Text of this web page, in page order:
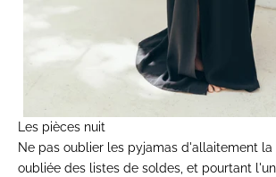
Les pièces nuit
Ne pas oublier les pyjamas d'allaitement la
oubliée des listes de soldes, et pourtant